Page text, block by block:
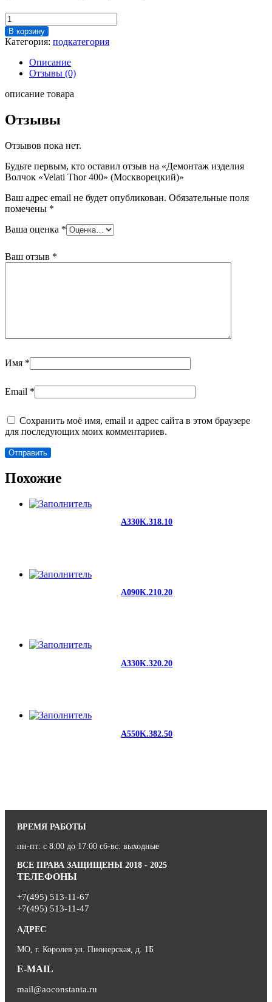
Количество
товара
Демонтаж
изделия
Волчок
"Velati
400"
В корзину
Категория: подкатегория
Описание
Отзывы (0)
описание товара
Отзывы
Отзывов пока нет.
Будьте первым, кто оставил отзыв на «Демонтаж изделия
Волчок «Velati Thor 400» (Москворецкий)»
Ваш адрес email не будет опубликован. Обязательные поля
помечены *
Ваша оценка *
Ваш отзыв *
Имя *
Email *
Сохранить моё имя, email и адрес сайта в этом браузере
для последующих моих комментариев.
Похожие
A330K.318.10
A090K.210.20
A330K.320.20
A550K.382.50
ВРЕМЯ РАБОТЫ
пн-пт: с 8:00 до 17:00 сб-вс: выходные
ВСЕ ПРАВА ЗАЩИЩЕНЫ 2018 - 2025
ТЕЛЕФОНЫ
+7(495) 513-11-67
+7(495) 513-11-47
АДРЕС
МО, г. Королев ул. Пионерская, д. 1Б
E-MAIL
mail@aoconstanta.ru